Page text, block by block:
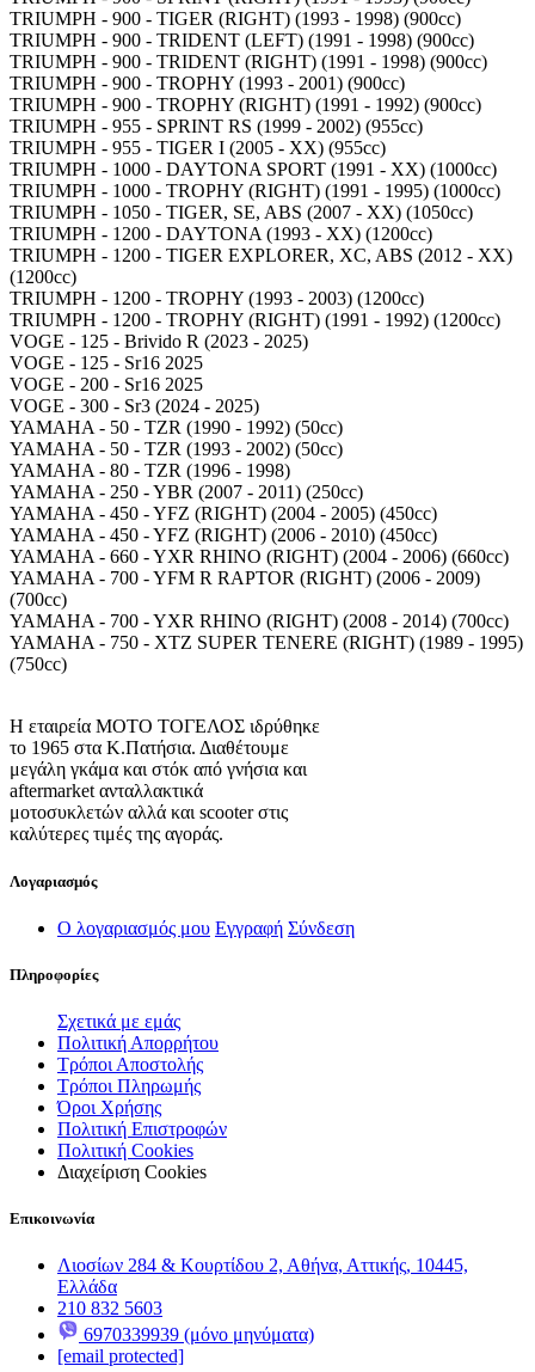
TRIUMPH - 900 - TIGER (RIGHT) (1993 - 1998) (900cc)
TRIUMPH - 900 - TRIDENT (LEFT) (1991 - 1998) (900cc)
TRIUMPH - 900 - TRIDENT (RIGHT) (1991 - 1998) (900cc)
TRIUMPH - 900 - TROPHY (1993 - 2001) (900cc)
TRIUMPH - 900 - TROPHY (RIGHT) (1991 - 1992) (900cc)
TRIUMPH - 955 - SPRINT RS (1999 - 2002) (955cc)
TRIUMPH - 955 - TIGER I (2005 - XX) (955cc)
TRIUMPH - 1000 - DAYTONA SPORT (1991 - XX) (1000cc)
TRIUMPH - 1000 - TROPHY (RIGHT) (1991 - 1995) (1000cc)
TRIUMPH - 1050 - TIGER, SE, ABS (2007 - XX) (1050cc)
TRIUMPH - 1200 - DAYTONA (1993 - XX) (1200cc)
TRIUMPH - 1200 - TIGER EXPLORER, XC, ABS (2012 - XX)
(1200cc)
TRIUMPH - 1200 - TROPHY (1993 - 2003) (1200cc)
TRIUMPH - 1200 - TROPHY (RIGHT) (1991 - 1992) (1200cc)
VOGE - 125 - Brivido R (2023 - 2025)
VOGE - 125 - Sr16 2025
VOGE - 200 - Sr16 2025
VOGE - 300 - Sr3 (2024 - 2025)
YAMAHA - 50 - TZR (1990 - 1992) (50cc)
YAMAHA - 50 - TZR (1993 - 2002) (50cc)
YAMAHA - 80 - TZR (1996 - 1998)
YAMAHA - 250 - YBR (2007 - 2011) (250cc)
YAMAHA - 450 - YFZ (RIGHT) (2004 - 2005) (450cc)
YAMAHA - 450 - YFZ (RIGHT) (2006 - 2010) (450cc)
YAMAHA - 660 - YXR RHINO (RIGHT) (2004 - 2006) (660cc)
YAMAHA - 700 - YFM R RAPTOR (RIGHT) (2006 - 2009)
(700cc)
YAMAHA - 700 - YXR RHINO (RIGHT) (2008 - 2014) (700cc)
YAMAHA - 750 - XTZ SUPER TENERE (RIGHT) (1989 - 1995)
(750cc)
Η εταιρεία ΜΟΤΟ ΤΟΓΕΛΟΣ ιδρύθηκε
το 1965 στα Κ.Πατήσια. Διαθέτουμε
μεγάλη γκάμα και στόκ από γνήσια και
aftermarket ανταλλακτικά
μοτοσυκλετών αλλά και scooter στις
καλύτερες τιμές της αγοράς.
Λογαριασμός
Ο λογαριασμός μου Εγγραφή Σύνδεση
Πληροφορίες
Σχετικά με εμάς
Πολιτική Απορρήτου
Τρόποι Αποστολής
Τρόποι Πληρωμής
Όροι Χρήσης
Πολιτική Επιστροφών
Πολιτική Cookies
Διαχείριση Cookies
Επικοινωνία
Λιοσίων 284 & Κουρτίδου 2, Αθήνα, Αττικής, 10445,
Ελλάδα
210 832 5603
6970339939 (μόνο μηνύματα)
[email protected]